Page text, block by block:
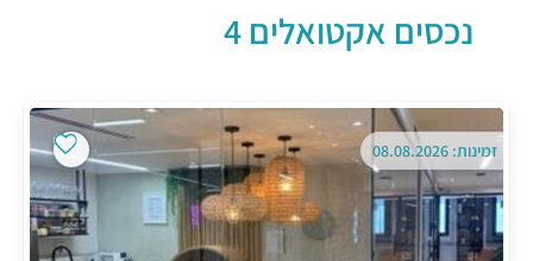
נכסים אקטואלים 4
זמינות: 08.08.2026